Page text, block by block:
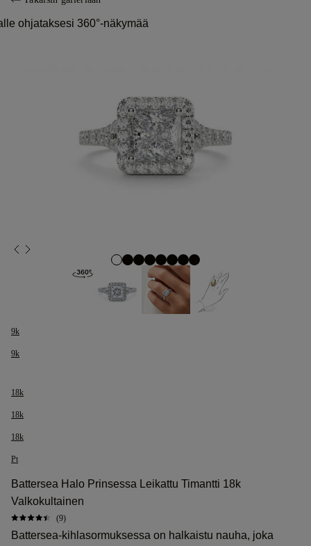
ohjataksesi 360°-näkymää
9k
9k
18k
18k
18k
Pt
Battersea Halo Prinsessa Leikattu Timantti 18k
Valkokultainen
(9)
Battersea-kihlasormuksessa on halkaistu nauha, joka